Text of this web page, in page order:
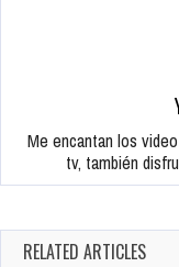
Me encantan los
tv, también
RELATED ARTICLES